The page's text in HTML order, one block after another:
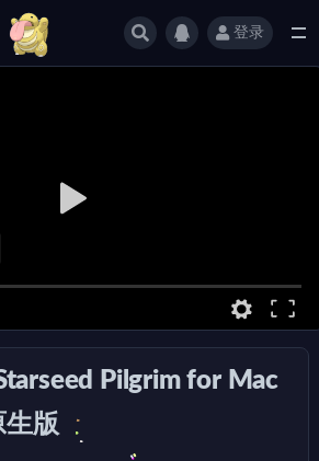
登录
Pilgrim for Mac
生版